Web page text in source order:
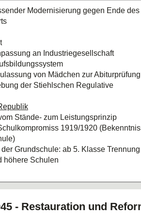
um 1850 in Preußen
- bürgerliche Berufe (später
- neuhumanstisch
Modernisierung gegen Ende des
an Industriegesellschaft
von Mädchen zur Abiturprüfung
der Stiehlschen Regulative
Stände- zum Leistungsprinzip
1919/1920
Grundschule: ab 5. Klasse
höhere Schulen
Dimension des Ausleseprinzips
v.a. für Mädchen und Frauen
- Restauration und